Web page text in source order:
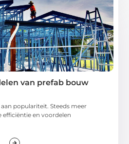
van prefab bouw
populariteit. Steeds meer
efficiëntie en voordelen